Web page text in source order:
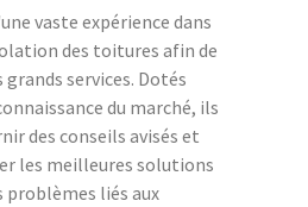
vaste expérience dans
des toitures afin de
services. Dotés
du marché, ils
des conseils avisés et
les meilleures solutions
problèmes liés aux